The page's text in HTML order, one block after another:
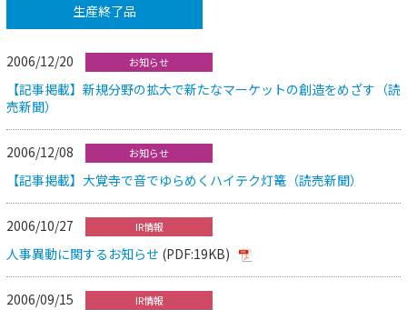
生産終了品
2006/12/20 お知らせ
【記事掲載】新規分野の拡大で新たなマーケットの創造をめざす（読
売新聞）
2006/12/08 お知らせ
【記事掲載】大覚寺で音でゆらめくハイテク灯篭（読売新聞）
2006/10/27 IR情報
人事異動に関するお知らせ (PDF:19KB)
2006/09/15 IR情報